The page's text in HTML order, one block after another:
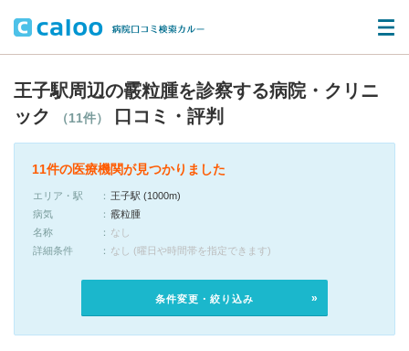
王子駅周辺の霰粒腫を診察する病院・クリニ
ック
（11件） 口コミ・評判
11件の医療機関が見つかりました
エリア・駅
王子駅 (1000m)
病気
霰粒腫
名称
なし
詳細条件
なし (曜日や時間帯を指定できます)
条件変更・絞り込み